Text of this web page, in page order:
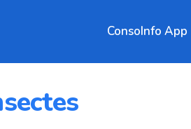
ConsoInfo App